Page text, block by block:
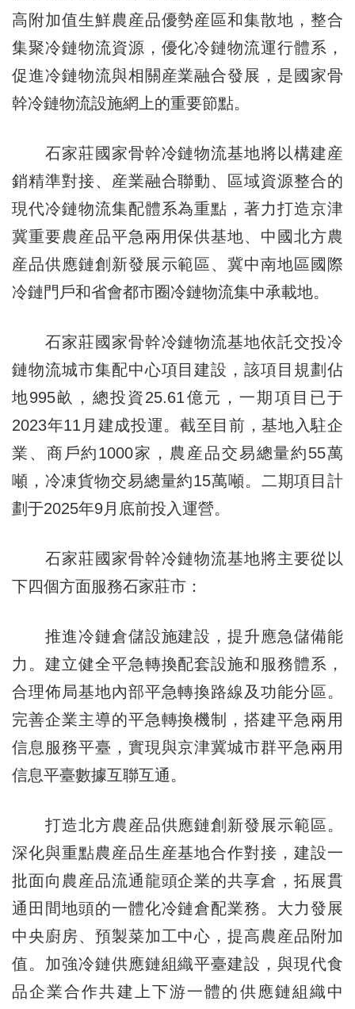
高附加值生鮮農産品優勢産區和集散地，整合
集聚冷鏈物流資源，優化冷鏈物流運行體系，
促進冷鏈物流與相關産業融合發展，是國家骨
幹冷鏈物流設施網上的重要節點。
石家莊國家骨幹冷鏈物流基地將以構建産
銷精準對接、産業融合聯動、區域資源整合的
現代冷鏈物流集配體系為重點，著力打造京津
冀重要農産品平急兩用保供基地、中國北方農
産品供應鏈創新發展示範區、冀中南地區國際
冷鏈門戶和省會都市圈冷鏈物流集中承載地。
石家莊國家骨幹冷鏈物流基地依託交投冷
鏈物流城市集配中心項目建設，該項目規劃佔
地995畝，總投資25.61億元，一期項目已于
2023年11月建成投運。截至目前，基地入駐企
業、商戶約1000家，農産品交易總量約55萬
噸，冷凍貨物交易總量約15萬噸。二期項目計
劃于2025年9月底前投入運營。
石家莊國家骨幹冷鏈物流基地將主要從以
下四個方面服務石家莊市：
推進冷鏈倉儲設施建設，提升應急儲備能
力。建立健全平急轉換配套設施和服務體系，
合理佈局基地內部平急轉換路線及功能分區。
完善企業主導的平急轉換機制，搭建平急兩用
信息服務平臺，實現與京津冀城市群平急兩用
信息平臺數據互聯互通。
打造北方農産品供應鏈創新發展示範區。
深化與重點農産品生産基地合作對接，建設一
批面向農産品流通龍頭企業的共享倉，拓展貫
通田間地頭的一體化冷鏈倉配業務。大力發展
中央廚房、預製菜加工中心，提高農産品附加
值。加強冷鏈供應鏈組織平臺建設，與現代食
品企業合作共建上下游一體的供應鏈組織中